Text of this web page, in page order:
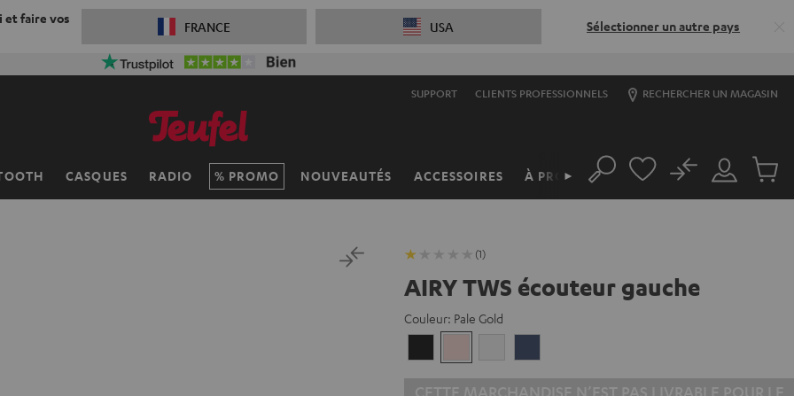
et faire vos
FRANCE USA Sélectionner un autre pays
SUPPORT CLIENTS PROFESSIONNELS RECHERCHER UN MAGASIN
CASQUES RADIO PROMO NOUVEAUTÉS ACCESSOIRES À PROPOS
► Rechercher
Mon
compte
No
(1)
AIRY TWS écouteur gauche
Couleur: Pale Gold
Black Gold
White